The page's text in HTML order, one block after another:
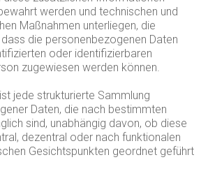
werden und technischen und
Maßnahmen unterliegen, die
die personenbezogenen Daten
oder identifizierbaren
zugewiesen werden können.
jede strukturierte Sammlung
Daten, die nach bestimmten
sind, unabhängig davon, ob diese
dezentral oder nach funktionalen
Gesichtspunkten geordnet geführt